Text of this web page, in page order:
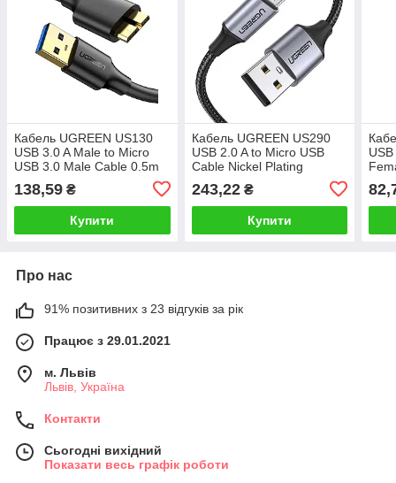
Кабель UGREEN US130
USB 3.0 A Male to Micro
USB 3.0 Male Cable 0.5m
138,59 ₴
Купити
Кабель UGREEN US290
USB 2.0 A to Micro USB
Cable Nickel Plating
Aluminum Braid 2m (Black)
(UGR-60148)
243,22₴
Купити
Про нас
91% позитивних з 23 відгуків за рік
Працює з 29.01.2021
м. Львів
Львів, Україна
Контакти
Сьогодні вихідний
Показати весь графік роботи